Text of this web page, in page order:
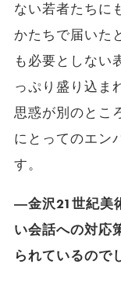
ない若者たちに
かたちで届いた
も必要としない
っぷり盛り込ま
思惑が別のとこ
にとってのエン
す。
―金沢21世紀美
い会話への対応
られているので